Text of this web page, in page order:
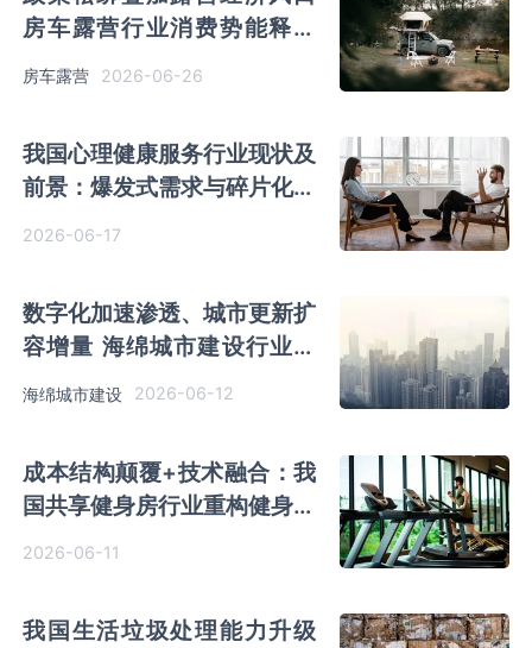
房车露营行业消费势能释放
旅居宿营车销量攀升
房车露营 2026-06-26
我国心理健康服务行业现状及
前景：爆发式需求与碎片化供
2026-06-17
数字化加速渗透、城市更新扩
容增量 海绵城市建设行业份
海绵城市建设 2026-06-12
成本结构颠覆+技术融合：我
国共享健身房行业重构健身消
2026-06-11
我国生活垃圾处理能力升级